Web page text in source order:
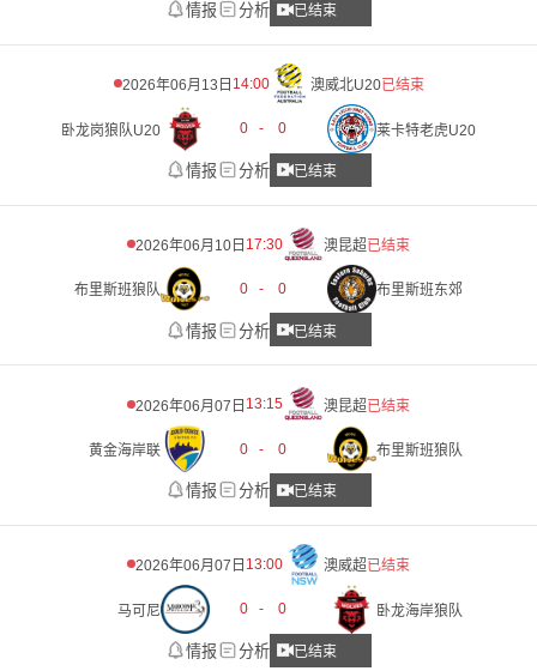
情报 分析 已结束
2026年06月13日 14:00 澳威北U20已结束
卧龙岗狼队U20 0 - 0 莱卡特老虎U20
情报 分析 已结束
2026年06月10日 17:30 澳昆超已结束
布里斯班狼队 0 - 0 布里斯班东郊
情报 分析 已结束
2026年06月07日 13:15 澳昆超已结束
黄金海岸联 0 - 0 布里斯班狼队
情报 分析 已结束
2026年06月07日 13:00 澳威超已结束
马可尼 0 - 0 卧龙海岸狼队
情报 分析 已结束